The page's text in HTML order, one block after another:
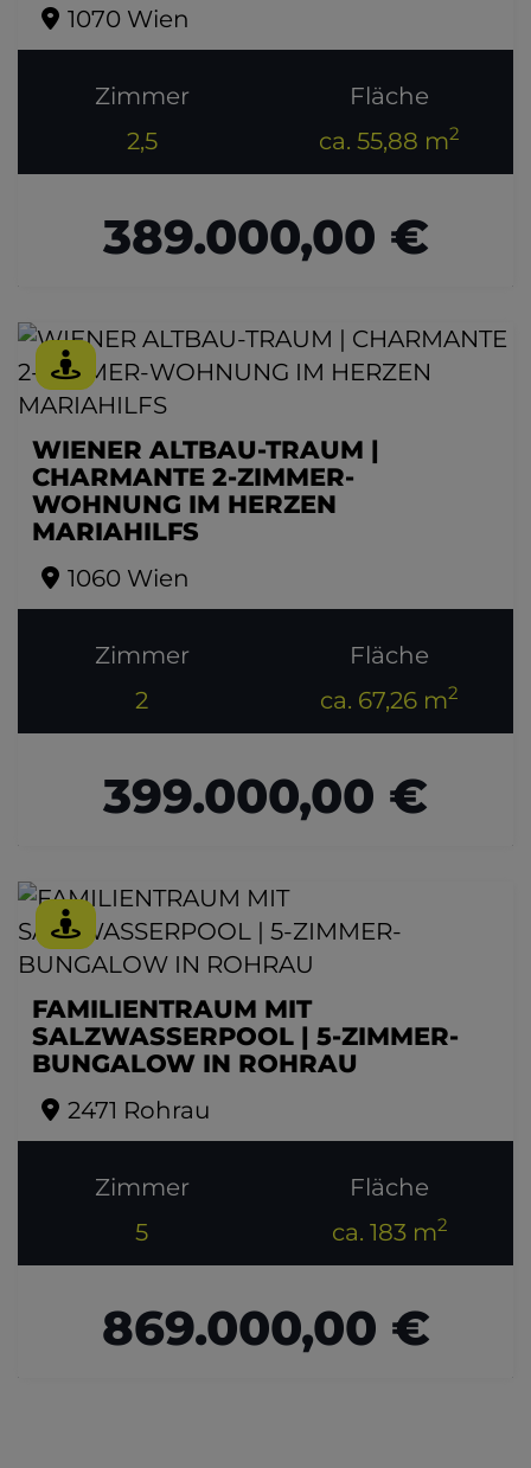
1070 Wien
Zimmer
2,5
Fläche
ca. 55,88 m2
389.000,00 €
WIENER ALTBAU-TRAUM |
CHARMANTE 2-ZIMMER-
WOHNUNG IM HERZEN
MARIAHILFS
1060 Wien
Zimmer
2
Fläche
ca. 67,26 m2
399.000,00 €
FAMILIENTRAUM MIT
SALZWASSERPOOL | 5-ZIMMER-
BUNGALOW IN ROHRAU
2471 Rohrau
Zimmer
5
Fläche
ca. 183 m2
869.000,00 €